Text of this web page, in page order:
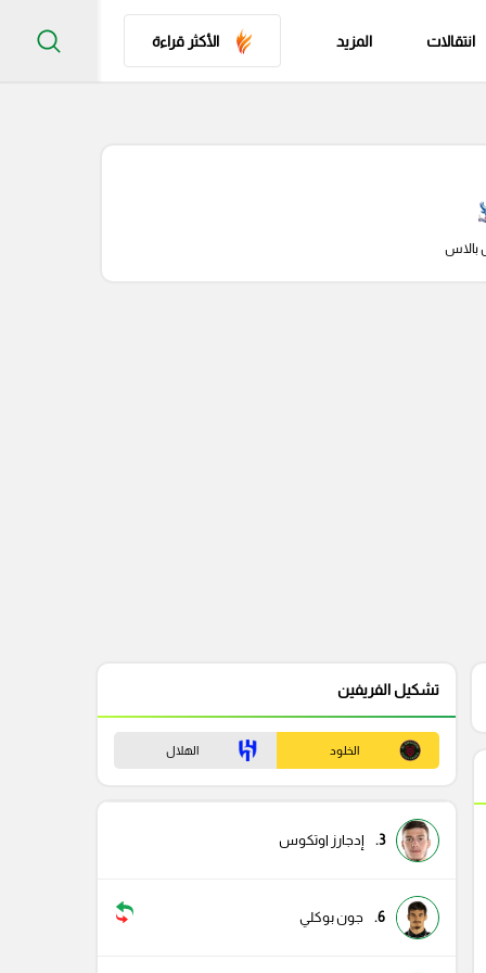
انتقالات المزيد الأكثر قراءة
بالاس
تشكيل الفريفين
الخلود الهلال
3. إدجارز اوتكوس
6. جون بوكلي